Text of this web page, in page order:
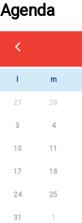
Agenda
m
27 28
3 4
10 11
17 18
24 25
31 1